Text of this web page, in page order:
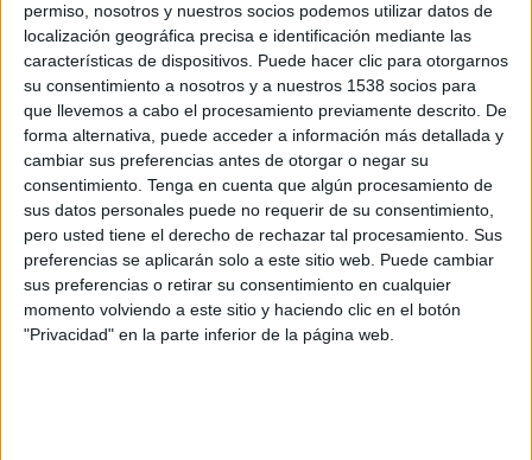
permiso, nosotros y nuestros socios podemos utilizar datos de
localización geográfica precisa e identificación mediante las
características de dispositivos. Puede hacer clic para otorgarnos
su consentimiento a nosotros y a nuestros 1538 socios para
que llevemos a cabo el procesamiento previamente descrito. De
forma alternativa, puede acceder a información más detallada y
cambiar sus preferencias antes de otorgar o negar su
consentimiento. Tenga en cuenta que algún procesamiento de
sus datos personales puede no requerir de su consentimiento,
pero usted tiene el derecho de rechazar tal procesamiento. Sus
preferencias se aplicarán solo a este sitio web. Puede cambiar
sus preferencias o retirar su consentimiento en cualquier
momento volviendo a este sitio y haciendo clic en el botón
"Privacidad" en la parte inferior de la página web.
Ahora bien, nos encontramos con la tesitura
de que no es oro todo lo que reluce. Al igual
que pasó en su momento con el movimiento
emprendedor y startups, con el data, con las
estrategias Data Driven y con la
automatización, el Machine Learning, el uso
de IA para modelos predictivos o el de bots
y la IA aplicada al marketing son ahora el
reclamo de multitud de productos y
servicios.
Para entender mejor de qué estamos hablando, a
mi siempre me gusta hacer la siguiente metáfora